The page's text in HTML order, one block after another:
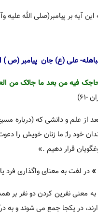
این آیه بر پیامبر(صلى الله
فیه من بعد ما جائک من العلم
-61)
از علم و دانشی که (درباره
خود را; ما زنان خویش را
قرار دهیم .»
» در لغت به معنای واگذاری
به معنی نفرین کردن دو نفر بر
در یکجا جمع می شوند و به